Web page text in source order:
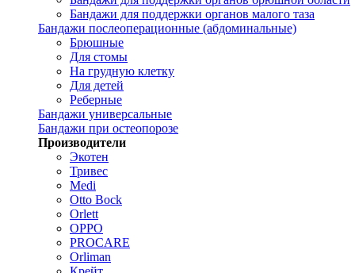
Бандажи для поддержки органов малого таза
Бандажи послеоперационные (абдоминальные)
Брюшные
Для стомы
На грудную клетку
Для детей
Реберные
Бандажи универсальные
Бандажи при остеопорозе
Производители
Экотен
Тривес
Medi
Otto Bock
Orlett
OPPO
PROCARE
Orliman